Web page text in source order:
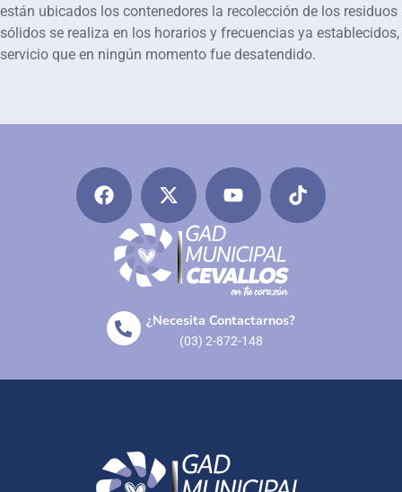
están ubicados los contenedores la recolección de los residuos
sólidos se realiza en los horarios y frecuencias ya establecidos,
servicio que en ningún momento fue desatendido.
¿Necesita Contactarnos?
(03) 2-872-148